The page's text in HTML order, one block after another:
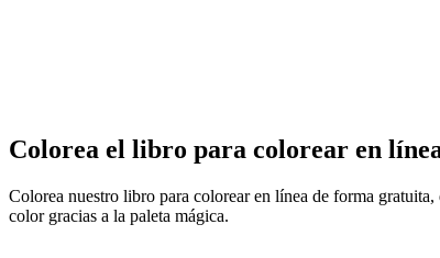
Colorea el libro para colorear en
Colorea nuestro libro para colorear en línea de forma
color gracias a la paleta mágica.